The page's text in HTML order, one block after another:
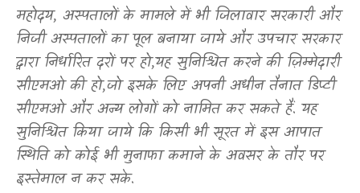
महोदय, अस्पतालों के मामले में भी जिलावार सरकारी और
निजी अस्पतालों का पूल बनाया जाये और उपचार सरकार
द्वारा निर्धारित दरों पर हो,यह सुनिश्चित करने की ज़िम्मेदारी
सीएमओ की हो,जो इसके लिए अपनी अधीन तैनात डिप्टी
सीएमओ और अन्य लोगों को नामित कर सकते हैं. यह
सुनिश्चित किया जाये कि किसी भी सूरत में इस आपात
स्थिति को कोई भी मुनाफा कमाने के अवसर के तौर पर
इस्तेमाल न कर सके.